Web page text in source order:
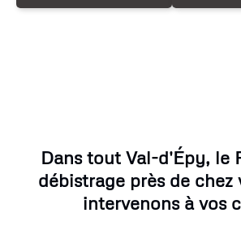
Dans tout Val-d'Épy, le
débistrage près de chez
intervenons à vos